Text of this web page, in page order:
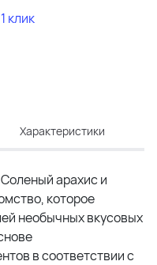
клик
Характеристики
арахис и
которое
необычных вкусовых
в соответствии с